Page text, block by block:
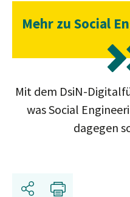
Mehr zu Social
Mit dem DsiN-
was Social
dagegen
Share